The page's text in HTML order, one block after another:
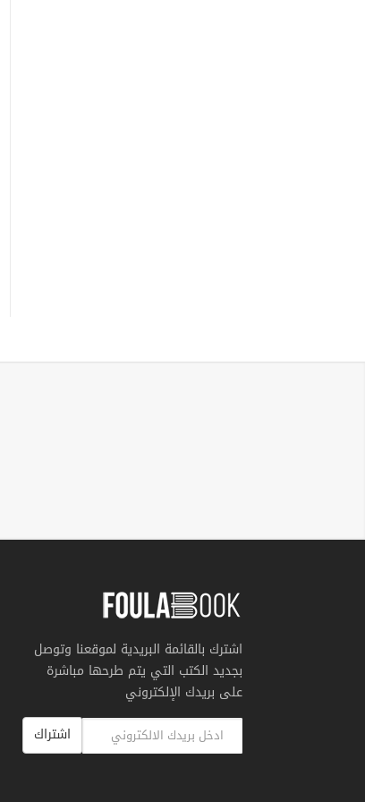
اشترك بالقائمة البريدية لموقعنا وتوصل
بجديد الكتب التي يتم طرحها مباشرة
على بريدك الإلكتروني
اشتراك